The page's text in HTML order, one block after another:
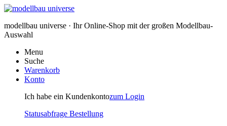
modellbau universe · Ihr Online-Shop mit der großen Modellbau-
Auswahl
Menu
Suche
Warenkorb
Konto
Ich habe ein Kundenkontozum Login
Statusabfrage Bestellung